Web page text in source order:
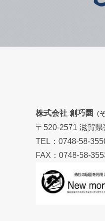
株式会社 創巧園 （
〒520-2571 滋賀
TEL：0748-58-
FAX：0748-58-